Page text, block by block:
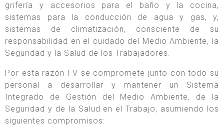
grifería y accesorios para el baño y la cocina,
sistemas para la conducción de agua y gas, y,
sistemas de climatización, consciente de su
responsabilidad en el cuidado del Medio Ambiente, la
Seguridad y la Salud de los Trabajadores.
Por esta razón FV se compromete junto con todo su
personal a desarrollar y mantener un Sistema
Integrado de Gestión del Medio Ambiente, de la
Seguridad y de la Salud en el Trabajo, asumiendo los
siguientes compromisos: